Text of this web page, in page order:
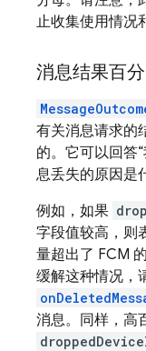
止收集使用情况
消息结果百
有关消息请求的
的。它可以回答
息丢失的原因是
例如，如果
字段值较高，则
量超出了 FCM
缓解这种情况，
消息。同样，高